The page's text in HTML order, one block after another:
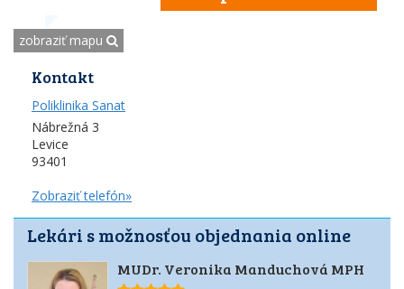
zobraziť mapu
Kontakt
Poliklinika Sanat
Nábrežná 3
Levice
93401
Zobraziť telefón»
Lekári s možnosťou objednania online
MUDr. Veronika Manduchová MPH